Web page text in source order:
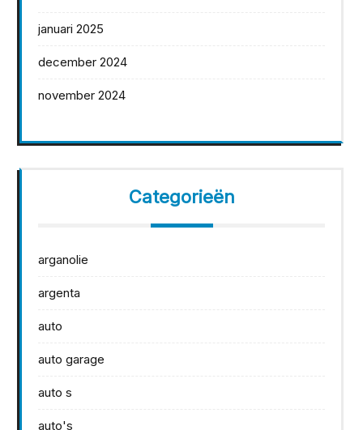
januari 2025
december 2024
november 2024
Categorieën
arganolie
argenta
auto
auto garage
auto s
auto's